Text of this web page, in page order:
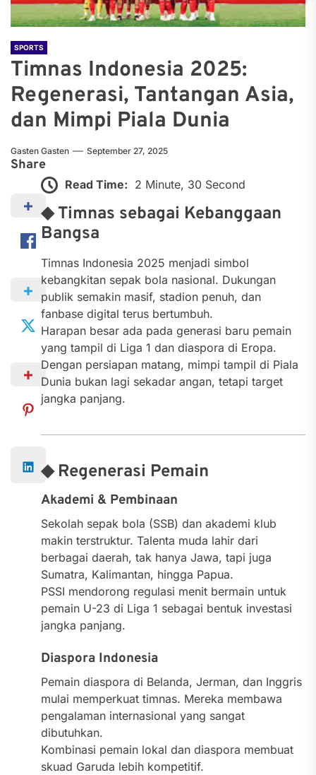
SPORTS
Timnas Indonesia 2025:
Regenerasi, Tantangan Asia,
dan Mimpi Piala Dunia
Gasten Gasten September 27, 2025
Share
Read Time: 2 Minute, 30 Second
◆ Timnas sebagai Kebanggaan
Bangsa
Timnas Indonesia 2025 menjadi simbol
kebangkitan sepak bola nasional. Dukungan
publik semakin masif, stadion penuh, dan
fanbase digital terus bertumbuh.
Harapan besar ada pada generasi baru pemain
yang tampil di Liga 1 dan diaspora di Eropa.
Dengan persiapan matang, mimpi tampil di Piala
Dunia bukan lagi sekadar angan, tetapi target
jangka panjang.
◆ Regenerasi Pemain
Akademi & Pembinaan
Sekolah sepak bola (SSB) dan akademi klub
makin terstruktur. Talenta muda lahir dari
berbagai daerah, tak hanya Jawa, tapi juga
Sumatra, Kalimantan, hingga Papua.
PSSI mendorong regulasi menit bermain untuk
pemain U-23 di Liga 1 sebagai bentuk investasi
jangka panjang.
Diaspora Indonesia
Pemain diaspora di Belanda, Jerman, dan Inggris
mulai memperkuat timnas. Mereka membawa
pengalaman internasional yang sangat
dibutuhkan.
Kombinasi pemain lokal dan diaspora membuat
skuad Garuda lebih kompetitif.